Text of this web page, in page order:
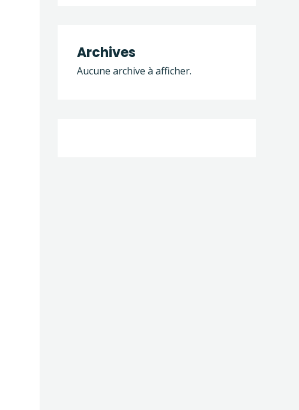
Archives
Aucune archive à afficher.